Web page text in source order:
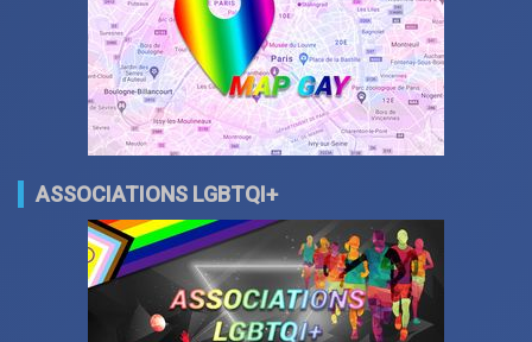
ASSOCIATIONS LGBTQI+